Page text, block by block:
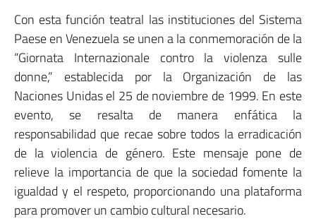
Con esta función teatral las instituciones del Sistema
Paese en Venezuela se unen a la conmemoración de la
“Giornata Internazionale contro la violenza sulle
donne,” establecida por la Organización de las
Naciones Unidas el 25 de noviembre de 1999. En este
evento, se resalta de manera enfática la
responsabilidad que recae sobre todos la erradicación
de la violencia de género. Este mensaje pone de
relieve la importancia de que la sociedad fomente la
igualdad y el respeto, proporcionando una plataforma
para promover un cambio cultural necesario.